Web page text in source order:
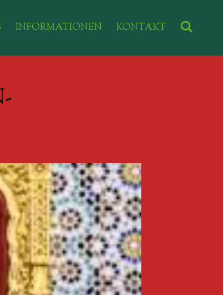
INFORMATIONEN KONTAKT